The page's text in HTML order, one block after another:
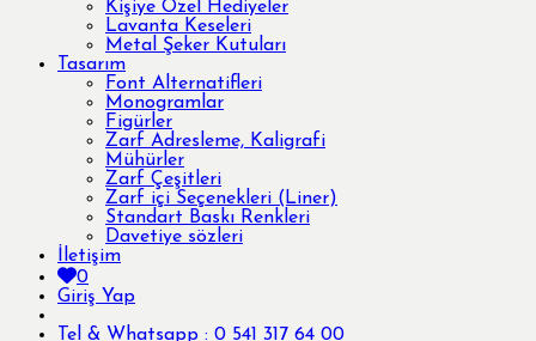
Kişiye Özel Hediyeler
Lavanta Keseleri
Metal Şeker Kutuları
Tasarım
Font Alternatifleri
Monogramlar
Figürler
Zarf Adresleme, Kaligrafi
Mühürler
Zarf Çeşitleri
Zarf içi Seçenekleri (Liner)
Standart Baskı Renkleri
Davetiye sözleri
İletişim
0
Giriş Yap
Tel & Whatsapp : 0 541 317 64 00